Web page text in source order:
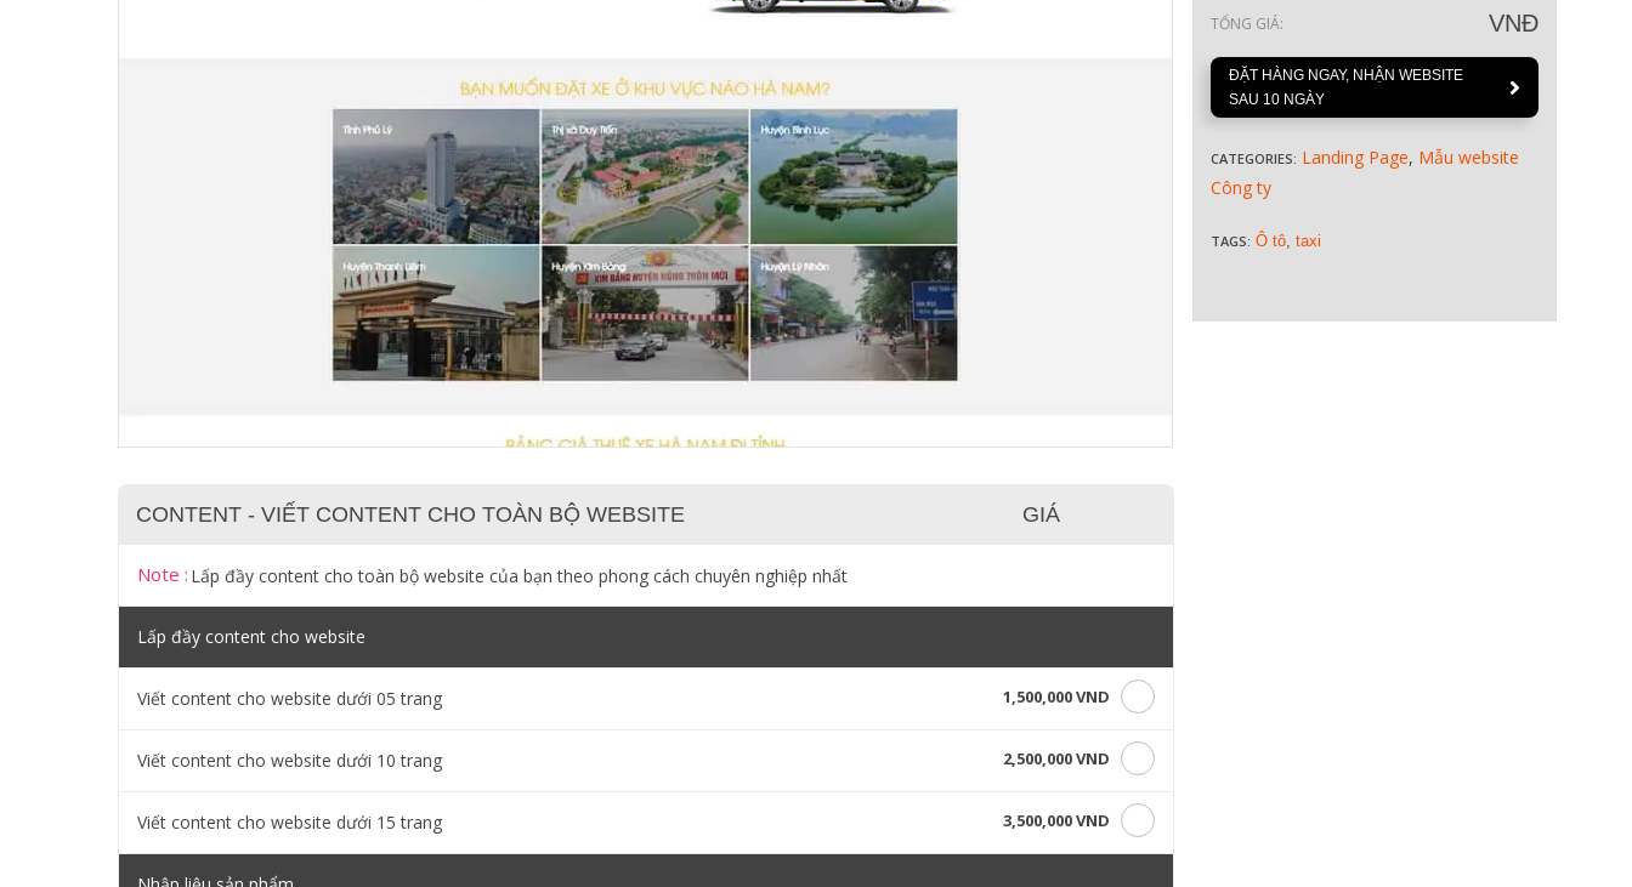
CONTENT - VIẾT CONTENT CHO TOÀN BỘ WEBSITE GIÁ
Note : Lấp đầy content cho toàn bộ website của bạn theo phong cách chuyên nghiệp nhất
Lấp đầy content cho website
Viết content cho website dưới 05 trang 1,500,000 VND
Viết content cho website dưới 10 trang 2,500,000 VND
Viết content cho website dưới 15 trang 3,500,000 VND
TỔNG GIÁ: VNĐ
ĐẶT HÀNG NGAY, NHẬN WEBSITE
SAU 10 NGÀY
CATEGORIES: Landing Page, Mẫu website
Công ty
TAGS: Ô tô, taxi